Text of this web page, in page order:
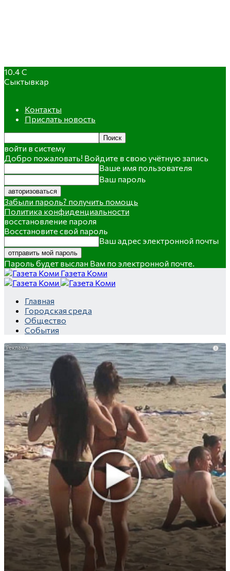
10.4C
Сыктывкар
Контакты
Прислать новость
войти в систему
Добро пожаловать! Войдите в свою учётную запись
Ваше имя пользователя
Ваш пароль
Забыли пароль? получить помощь
Политика конфиденциальности
восстановление пароля
Восстановите свой пароль
Ваш адрес электронной почты
Пароль будет выслан Вам по электронной почте.
Газета Коми
Главная
Городская среда
Общество
События
i